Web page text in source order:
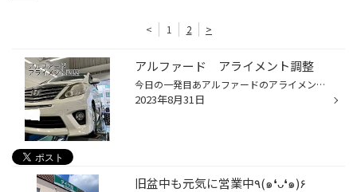
< 1 2 >
アルファード アライメント調整
今日の一発目あアルファードのアライメント調整です٩(๑❛ᴗ❛๑)۶ 左前がかなり外に向いていました。 アライメント調整の後は、オイル交換も行いましたよー♪(๑ᴖ◡ᴖ๑)♪ アライメント調整の事ならタイヤ館牧港にお任せ下さい♪(๑ᴖ◡ᴖ๑)♪
2023年8月31日
旧盆中も元気に営業中٩(๑❛ᴗ❛๑)۶